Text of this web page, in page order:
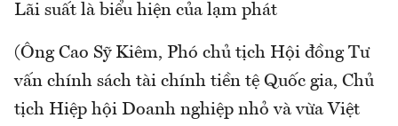
Lãi suất là biểu hiện của lạm phát
(Ông Cao Sỹ Kiêm, Phó chủ tịch Hội đồng Tư
vấn chính sách tài chính tiền tệ Quốc gia, Chủ
tịch Hiệp hội Doanh nghiệp nhỏ và vừa Việt